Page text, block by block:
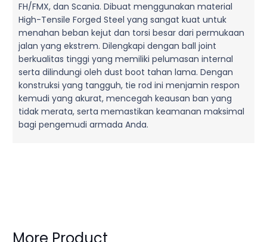
FH/FMX, dan Scania. Dibuat menggunakan material
High-Tensile Forged Steel yang sangat kuat untuk
menahan beban kejut dan torsi besar dari permukaan
jalan yang ekstrem. Dilengkapi dengan ball joint
berkualitas tinggi yang memiliki pelumasan internal
serta dilindungi oleh dust boot tahan lama. Dengan
konstruksi yang tangguh, tie rod ini menjamin respon
kemudi yang akurat, mencegah keausan ban yang
tidak merata, serta memastikan keamanan maksimal
bagi pengemudi armada Anda.